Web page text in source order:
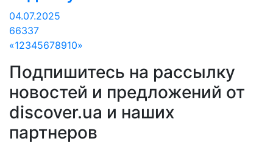
04.07.2025
66337
«12345678910»
Подпишитесь на рассылку
новостей и предложений от
discover.ua и наших
партнеров